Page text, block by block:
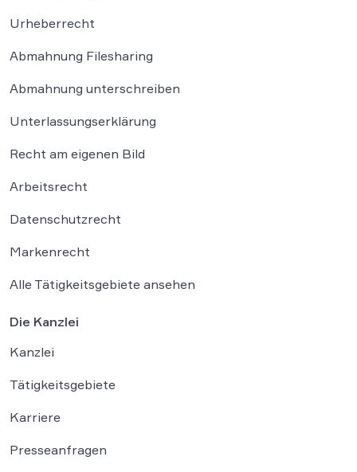
Urheberrecht
Abmahnung Filesharing
Abmahnung unterschreiben
Unterlassungserklärung
Recht am eigenen Bild
Arbeitsrecht
Datenschutzrecht
Markenrecht
Alle Tätigkeitsgebiete ansehen
Die Kanzlei
Kanzlei
Tätigkeitsgebiete
Karriere
Presseanfragen